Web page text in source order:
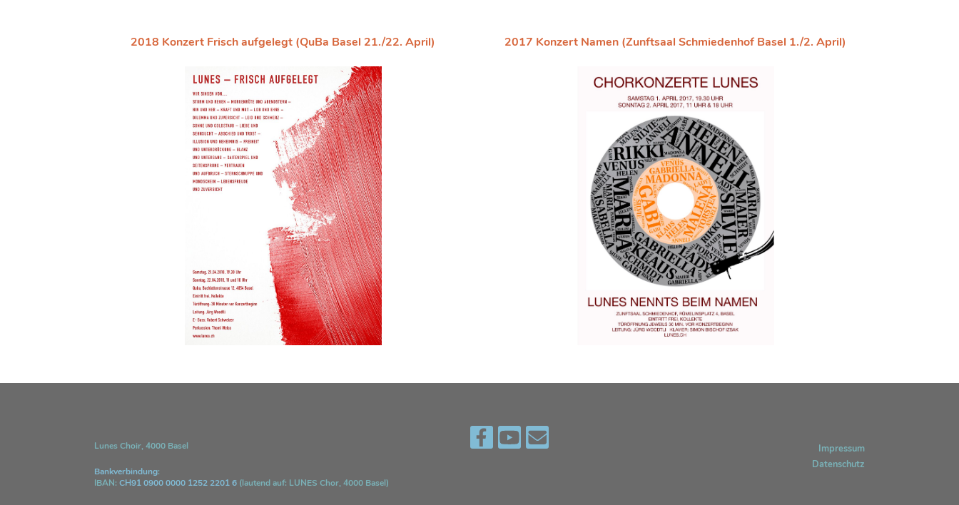
2018 Konzert Frisch aufgelegt (QuBa Basel 21./22. April) 2017 Konzert Namen (Zunftsaal Schmiedenhof Basel 1./2. April)
Lunes Choir, 4000 Basel
Bankverbindung:
IBAN: CH91 0900 0000 1252 2201 6 (lautend auf: LUNES Chor, 4000 Basel)
Impressum
Datenschutz